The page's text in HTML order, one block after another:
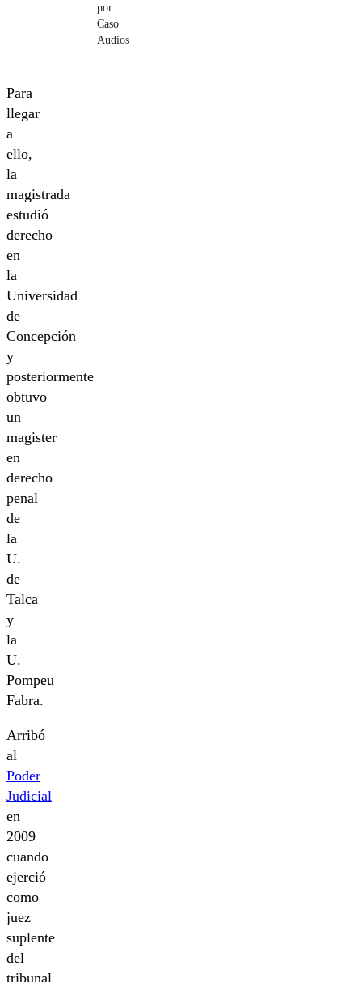
por
Caso
Audios
Para
llegar
a
ello,
la
magistrada
estudió
derecho
en
la
Universidad
de
Concepción
y
posteriormente
obtuvo
un
magister
en
derecho
penal
de
la
U.
de
Talca
y
la
U.
Pompeu
Fabra.
Arribó
al
Poder
Judicial
en
2009
cuando
ejerció
como
juez
suplente
del
tribunal